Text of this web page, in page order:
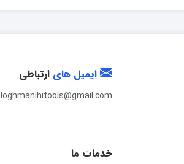
ایمیل های ارتباطی
loghmanihitools@gmail.com
خدمات ما